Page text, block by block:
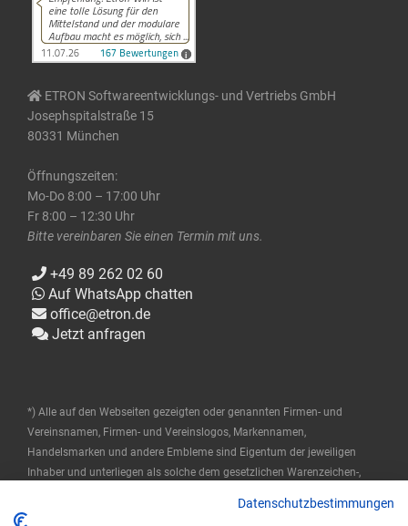
ETRON Softwareentwicklungs- und Vertriebs GmbH
Josephspitalstraße 15
80331 München
Öffnungszeiten:
Mo-Do 8:00 – 17:00 Uhr
Fr 8:00 – 12:30 Uhr
Bitte vereinbaren Sie einen Termin mit uns.
+49 89 262 02 60
Auf WhatsApp chatten
office@etron.de
Jetzt anfragen
*) Alle auf den Webseiten gezeigten oder genannten Firmen- und
Vereinsnamen, Firmen- und Vereinslogos, Markennamen,
Handelsmarken und andere Embleme sind Eigentum der jeweiligen
Inhaber und unterliegen als solche dem gesetzlichen Warenzeichen-,
Datenschutzbestimmungen